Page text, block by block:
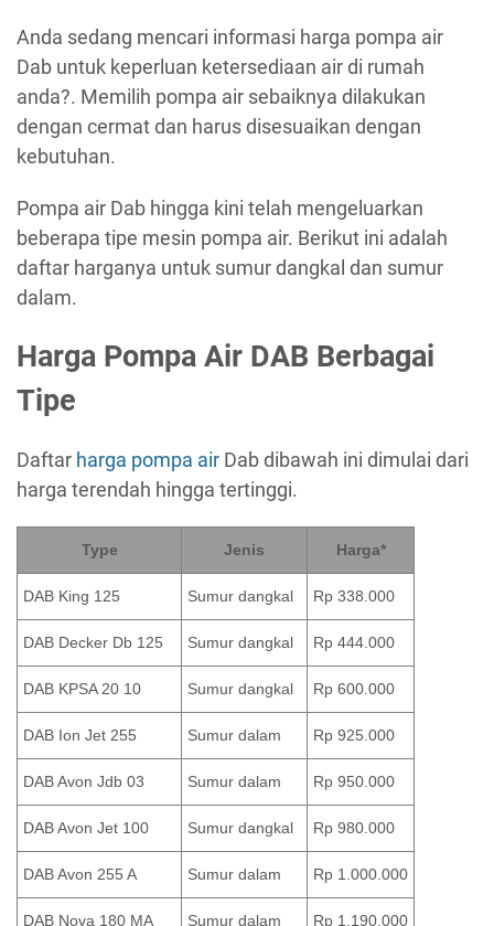
Anda sedang mencari informasi harga pompa air
Dab untuk keperluan ketersediaan air di rumah
anda?. Memilih pompa air sebaiknya dilakukan
dengan cermat dan harus disesuaikan dengan
kebutuhan.
Pompa air Dab hingga kini telah mengeluarkan
beberapa tipe mesin pompa air. Berikut ini adalah
daftar harganya untuk sumur dangkal dan sumur
dalam.
Harga Pompa Air DAB Berbagai
Tipe
Daftar harga pompa air Dab dibawah ini dimulai dari
harga terendah hingga tertinggi.
Type Jenis Harga*
DAB King 125 Sumur dangkal Rp 338.000
DAB Decker Db 125 Sumur dangkal Rp 444.000
DAB KPSA 20 10 Sumur dangkal Rp 600.000
DAB Ion Jet 255 Sumur dalam Rp 925.000
DAB Avon Jdb 03 Sumur dalam Rp 950.000
DAB Avon Jet 100 Sumur dangkal Rp 980.000
DAB Avon 255 A Sumur dalam Rp 1.000.000
DAB Nova 180 MA Sumur dalam Rp 1.190.000